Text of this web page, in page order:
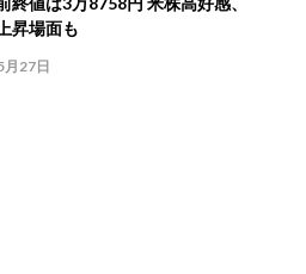
昇場面も
27日